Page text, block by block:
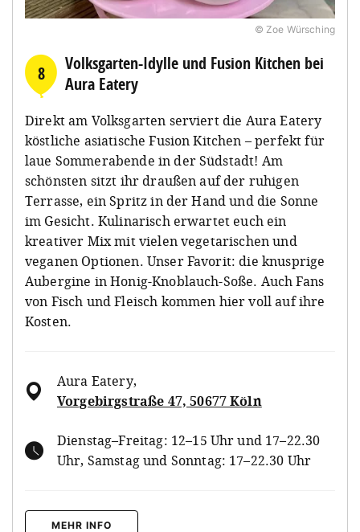
© Zoe Würsching
8
Volksgarten-Idylle und Fusion Kitchen bei
Aura Eatery
Direkt am Volksgarten serviert die Aura Eatery
köstliche asiatische Fusion Kitchen – perfekt für
laue Sommerabende in der Südstadt! Am
schönsten sitzt ihr draußen auf der ruhigen
Terrasse, ein Spritz in der Hand und die Sonne
im Gesicht. Kulinarisch erwartet euch ein
kreativer Mix mit vielen vegetarischen und
veganen Optionen. Unser Favorit: die knusprige
Aubergine in Honig-Knoblauch-Soße. Auch Fans
von Fisch und Fleisch kommen hier voll auf ihre
Kosten.
Aura Eatery,
Vorgebirgstraße 47, 50677 Köln
Dienstag–Freitag: 12–15 Uhr und 17–22.30
Uhr, Samstag und Sonntag: 17–22.30 Uhr
MEHR INFO